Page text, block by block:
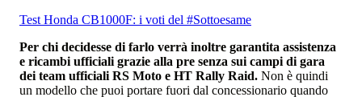
Test Honda CB1000F: i voti del #Sottoesame
Per chi decidesse di farlo verrà inoltre garantita assistenza
e ricambi ufficiali grazie alla pre senza sui campi di gara
dei team ufficiali RS Moto e HT Rally Raid. Non è quindi
un modello che puoi portare fuori dal concessionario quando